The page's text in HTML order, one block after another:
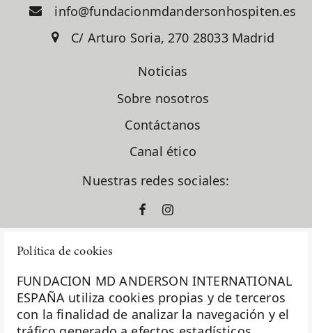
Política de cookies
FUNDACION MD ANDERSON INTERNATIONAL
ESPAÑA utiliza cookies propias y de terceros
con la finalidad de analizar la navegación y el
info@fundacionmdandersonhospiten.es
C/ Arturo Soria, 270 28033 Madrid
Noticias
Sobre nosotros
Contáctanos
Canal ético
Nuestras redes sociales:
La Fundación MD Anderson España - Hospiten es